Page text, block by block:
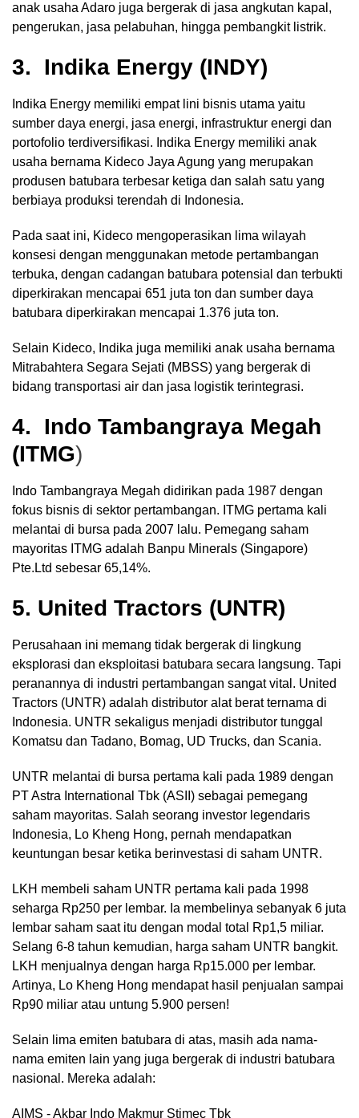
anak usaha Adaro juga bergerak di jasa angkutan kapal,
pengerukan, jasa pelabuhan, hingga pembangkit listrik.
3. Indika Energy (INDY)
Indika Energy memiliki empat lini bisnis utama yaitu
sumber daya energi, jasa energi, infrastruktur energi dan
portofolio terdiversifikasi. Indika Energy memiliki anak
usaha bernama Kideco Jaya Agung yang merupakan
produsen batubara terbesar ketiga dan salah satu yang
berbiaya produksi terendah di Indonesia.
Pada saat ini, Kideco mengoperasikan lima wilayah
konsesi dengan menggunakan metode pertambangan
terbuka, dengan cadangan batubara potensial dan terbukti
diperkirakan mencapai 651 juta ton dan sumber daya
batubara diperkirakan mencapai 1.376 juta ton.
Selain Kideco, Indika juga memiliki anak usaha bernama
Mitrabahtera Segara Sejati (MBSS) yang bergerak di
bidang transportasi air dan jasa logistik terintegrasi.
4. Indo Tambangraya Megah
(ITMG)
Indo Tambangraya Megah didirikan pada 1987 dengan
fokus bisnis di sektor pertambangan. ITMG pertama kali
melantai di bursa pada 2007 lalu. Pemegang saham
mayoritas ITMG adalah Banpu Minerals (Singapore)
Pte.Ltd sebesar 65,14%.
5. United Tractors (UNTR)
Perusahaan ini memang tidak bergerak di lingkung
eksplorasi dan eksploitasi batubara secara langsung. Tapi
peranannya di industri pertambangan sangat vital. United
Tractors (UNTR) adalah distributor alat berat ternama di
Indonesia. UNTR sekaligus menjadi distributor tunggal
Komatsu dan Tadano, Bomag, UD Trucks, dan Scania.
UNTR melantai di bursa pertama kali pada 1989 dengan
PT Astra International Tbk (ASII) sebagai pemegang
saham mayoritas. Salah seorang investor legendaris
Indonesia, Lo Kheng Hong, pernah mendapatkan
keuntungan besar ketika berinvestasi di saham UNTR.
LKH membeli saham UNTR pertama kali pada 1998
seharga Rp250 per lembar. Ia membelinya sebanyak 6 juta
lembar saham saat itu dengan modal total Rp1,5 miliar.
Selang 6-8 tahun kemudian, harga saham UNTR bangkit.
LKH menjualnya dengan harga Rp15.000 per lembar.
Artinya, Lo Kheng Hong mendapat hasil penjualan sampai
Rp90 miliar atau untung 5.900 persen!
Selain lima emiten batubara di atas, masih ada nama-
nama emiten lain yang juga bergerak di industri batubara
nasional. Mereka adalah:
AIMS - Akbar Indo Makmur Stimec Tbk